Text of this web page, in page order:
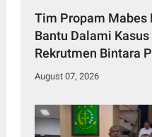
Tim Propam Mabes
Bantu Dalami
Rekrutmen Bintara
August 07, 2026